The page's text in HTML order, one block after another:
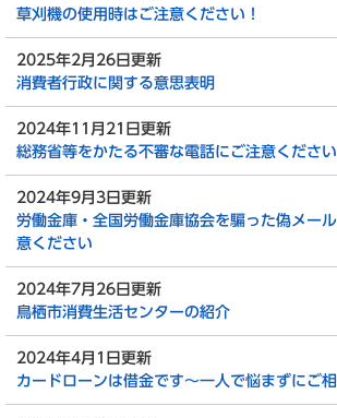
草刈機の使用時はご注意ください！
2025年2月26日更新
消費者行政に関する意思表明
2024年11月21日更新
総務省等をかたる不審な電話にご注意ください
2024年9月3日更新
労働金庫・全国労働金庫協会を騙った偽メー
意ください
2024年7月26日更新
鳥栖市消費生活センターの紹介
2024年4月1日更新
カードローンは借金です～一人で悩まずにご